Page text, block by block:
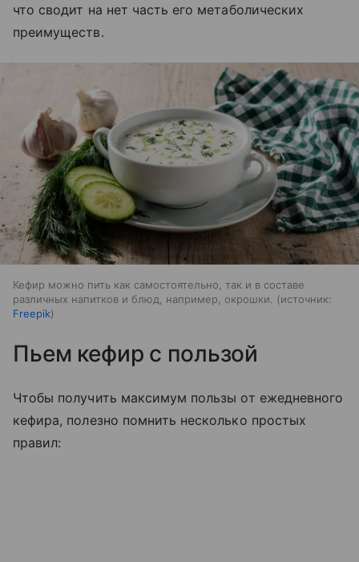
что сводит на нет часть его метаболических
преимуществ.
Кефир можно пить как самостоятельно, так и в составе
различных напитков и блюд, например, окрошки.
источник:
Freepik
Пьем кефир с пользой
Чтобы получить максимум пользы от ежедневного
кефира, полезно помнить несколько простых
правил: